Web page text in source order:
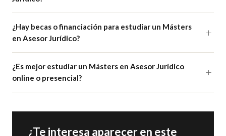
¿Hay becas o financiación para estudiar un Másters
en Asesor Jurídico?
¿Es mejor estudiar un Másters en Asesor Jurídico
online o presencial?
¿Te interesa aparecer en este